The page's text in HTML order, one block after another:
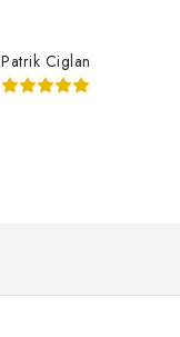
Patrik Ciglan